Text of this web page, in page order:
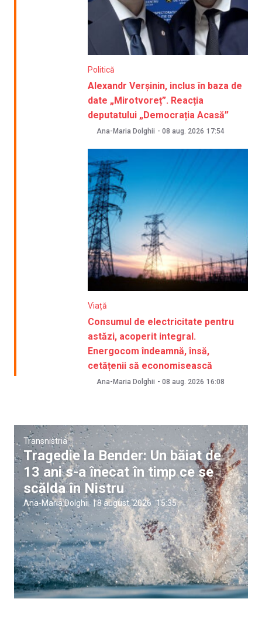
Politică
Alexandr Verșinin, inclus în baza de
date „Mirotvoreț”. Reacția
deputatului „Democrația Acasă”
Ana-Maria Dolghii - 08 aug. 2026 17:54
Viață
Consumul de electricitate pentru
astăzi, acoperit integral.
Energocom îndeamnă, însă,
cetățenii să economisească
Ana-Maria Dolghii - 08 aug. 2026 16:08
Transnistria
Tragedie la Bender: Un băiat de
13 ani s-a înecat în timp ce se
scălda în Nistru
Ana-Maria Dolghii |8 august, 2026 15:35